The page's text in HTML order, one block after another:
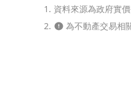
1. 資料來源為政府實價
2.
為不動產交易相